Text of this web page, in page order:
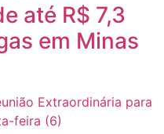
até R$ 7,3
em Minas